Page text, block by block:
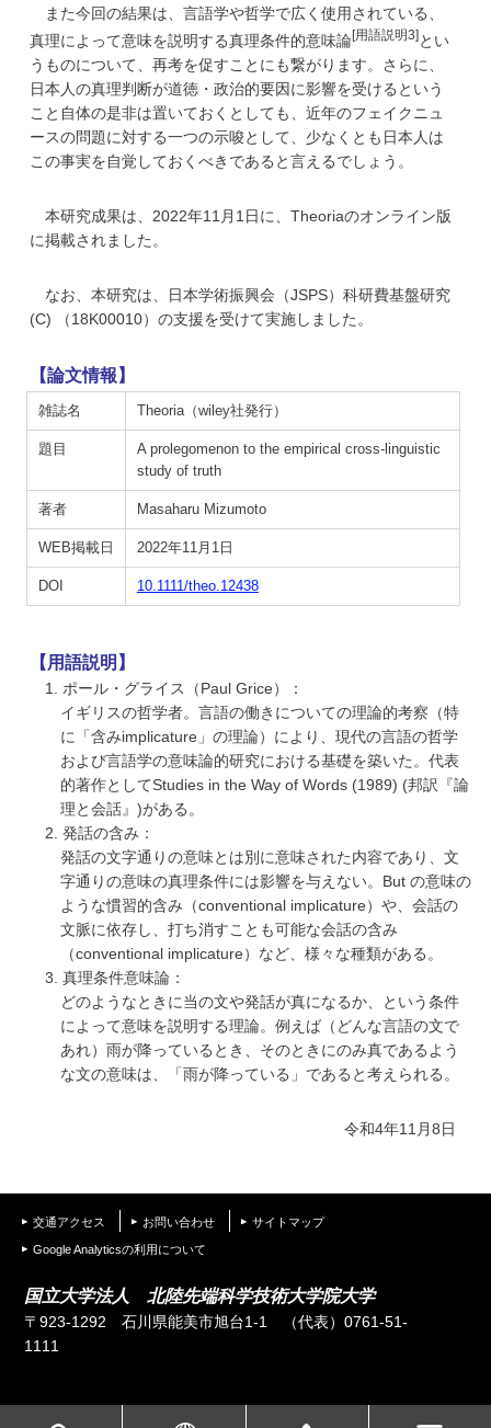
また今回の結果は、言語学や哲学で広く使用されている、
真理によって意味を説明する真理条件的意味論[用語説明3]とい
うものについて、再考を促すことにも繋がります。さらに、
日本人の真理判断が道徳・政治的要因に影響を受けるという
こと自体の是非は置いておくとしても、近年のフェイクニュ
ースの問題に対する一つの示唆として、少なくとも日本人は
この事実を自覚しておくべきであると言えるでしょう。
本研究成果は、2022年11月1日に、Theoriaのオンライン版
に掲載されました。
なお、本研究は、日本学術振興会（JSPS）科研費基盤研究
(C) （18K00010）の支援を受けて実施しました。
【論文情報】
雑誌名 Theoria（wiley社発行）
題目
A prolegomenon to the empirical cross-linguistic
study of truth
著者 Masaharu Mizumoto
WEB掲載日 2022年11月1日
DOI 10.1111/theo.12438
【用語説明】
1. ポール・グライス（Paul Grice）：
イギリスの哲学者。言語の働きについての理論的考察（特
に「含みimplicature」の理論）により、現代の言語の哲学
および言語学の意味論的研究における基礎を築いた。代表
的著作としてStudies in the Way of Words (1989) (邦訳『論
理と会話』)がある。
2. 発話の含み：
発話の文字通りの意味とは別に意味された内容であり、文
字通りの意味の真理条件には影響を与えない。But の意味の
ような慣習的含み（conventional implicature）や、会話の
文脈に依存し、打ち消すことも可能な会話の含み
（conventional implicature）など、様々な種類がある。
3. 真理条件意味論：
どのようなときに当の文や発話が真になるか、という条件
によって意味を説明する理論。例えば（どんな言語の文で
あれ）雨が降っているとき、そのときにのみ真であるよう
な文の意味は、「雨が降っている」であると考えられる。
令和4年11月8日
交通アクセス お問い合わせ サイトマップ
Google Analyticsの利用について
国立大学法人 北陸先端科学技術大学院大学
〒923-1292 石川県能美市旭台1-1
（代表）0761-51-
1111